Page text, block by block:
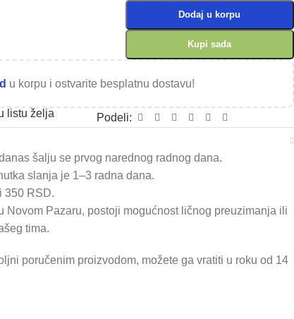
Dodaj u korpu
Kupi sada
u korpu i ostvarite besplatnu dostavu!
listu želja
Podeli:
šalju se prvog narednog radnog dana.
slanja je 1–3 radna dana.
350 RSD.
Novom Pazaru, postoji mogućnost ličnog preuzimanja ili
tima.
poručenim proizvodom, možete ga vratiti u roku od 14